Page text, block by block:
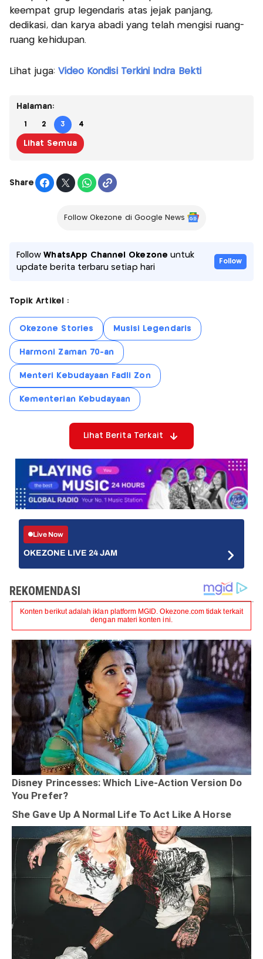
keempat grup legendaris atas jejak panjang,
dedikasi, dan karya abadi yang telah mengisi ruang-
ruang kehidupan.
Lihat juga: Video Kondisi Terkini Indra Bekti
Halaman:
1 2 3 4
Lihat Semua
Share
Follow Okezone di Google News
FollowWhatsApp Channel Okezone untuk
update berita terbaru setiap hari
Follow
Topik Artikel :
Okezone Stories Musisi Legendaris
Harmoni Zaman 70-an
Menteri Kebudayaan Fadli Zon
Kementerian Kebudayaan
Lihat Berita Terkait
Live Now
OKEZONE LIVE 24 JAM